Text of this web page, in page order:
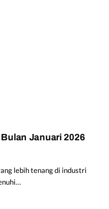
Januari 2026
lebih tenang di industri